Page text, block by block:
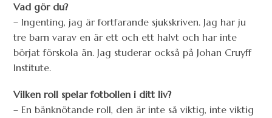
Vad gör du?
– Ingenting, jag är fortfarande sjukskriven. Jag har ju
tre barn varav en är ett och ett halvt och har inte
börjat förskola än. Jag studerar också på Johan Cruyff
Institute.
Vilken roll spelar fotbollen i ditt liv?
– En bänknötande roll, den är inte så viktig, inte viktig